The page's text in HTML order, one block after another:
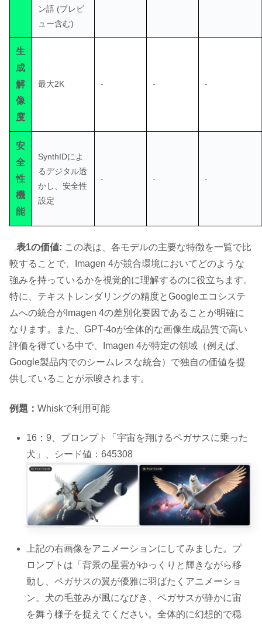
ン語 (プレビ
ュー含む)
生
成
解
像
度
最大2K - - -
安
全
性
機
能
SynthIDによ
るデジタル透
かし、安全性
設定
- - -
表1の価値: この表は、各モデルの主要な特徴を一覧で比
較することで、Imagen 4が競合環境においてどのような
強みを持っているかを視覚的に理解するのに役立ちます。
特に、テキストレンダリングの精度とGoogleエコシステ
ムへの統合がImagen 4の差別化要因であることが明確に
なります。また、GPT-4oが全体的な画像生成品質で高い
評価を得ている中で、Imagen 4が特定の領域（例えば、
Google製品内でのシームレスな統合）で独自の価値を提
供していることが示唆されます。
例題： Whiskで利用可能
16：9、プロンプト「宇宙を翔けるペガサスに乗った
犬」、シード値：645308
上記の右画像をアニメーションにしてみました。プ
ロンプトは「背景の星雲がゆっくりと輝きながら移
動し、ペガサスの翼が優雅に羽ばたくアニメーショ
ン。犬の毛並みが風になびき、ペガサスが静かに宙
を舞う様子を捉えてください。全体的に幻想的で穏